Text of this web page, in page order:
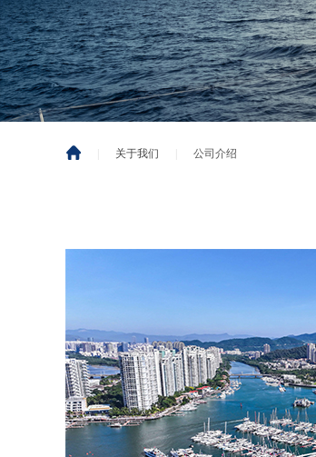
关于我们 公司介绍